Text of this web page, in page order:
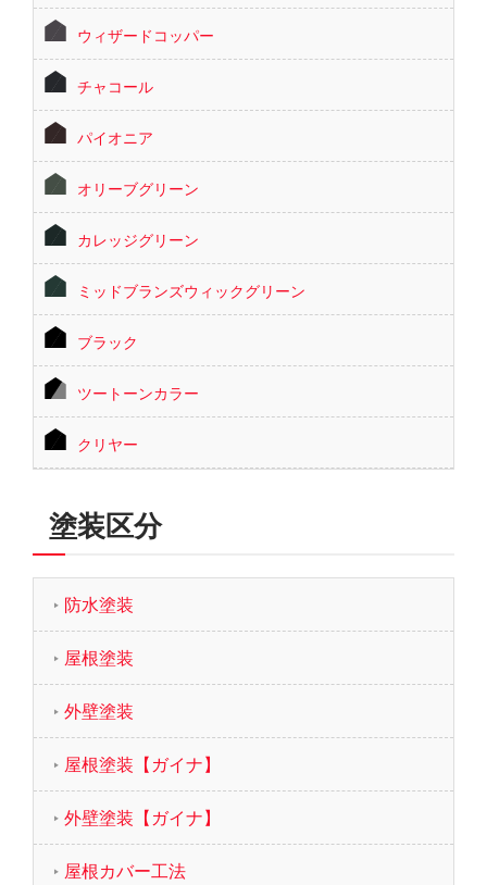
ウィザードコッパー
チャコール
パイオニア
オリーブグリーン
カレッジグリーン
ミッドブランズウィックグリーン
ブラック
ツートーンカラー
クリヤー
塗装区分
防水塗装
屋根塗装
外壁塗装
屋根塗装【ガイナ】
外壁塗装【ガイナ】
屋根カバー工法